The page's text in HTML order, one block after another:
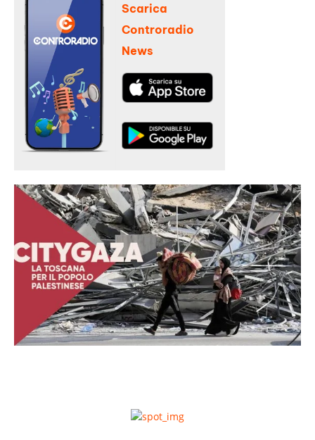
Scarica
Controradio
News